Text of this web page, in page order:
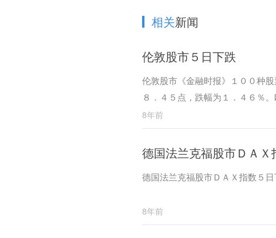
相关新闻
伦敦股市５日下跌
伦敦股市《金融时报》１００种
８．４５点，跌幅为１．４６％
8年前
德国法兰克福股市ＤＡＸ
德国法兰克福股市ＤＡＸ指数５
8年前